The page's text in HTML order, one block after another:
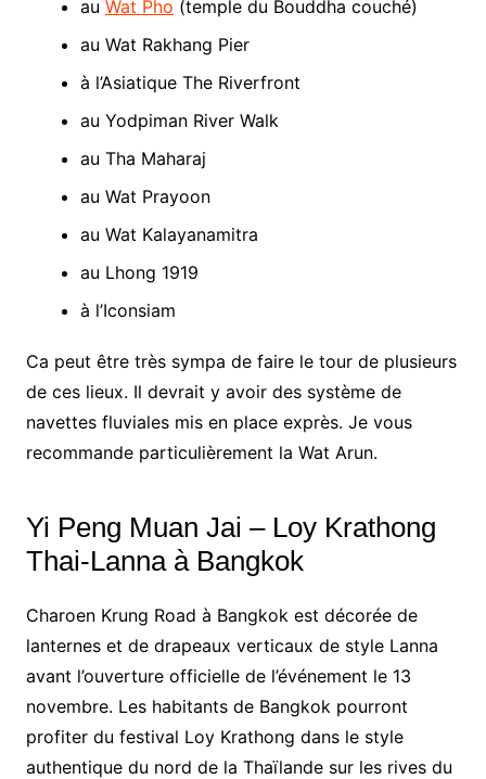
au Wat Pho (temple du Bouddha couché)
au Wat Rakhang Pier
à l’Asiatique The Riverfront
au Yodpiman River Walk
au Tha Maharaj
au Wat Prayoon
au Wat Kalayanamitra
au Lhong 1919
à l’Iconsiam
Ca peut être très sympa de faire le tour de plusieurs
de ces lieux. Il devrait y avoir des système de
navettes fluviales mis en place exprès. Je vous
recommande particulièrement la Wat Arun.
Yi Peng Muan Jai – Loy Krathong
Thai-Lanna à Bangkok
Charoen Krung Road à Bangkok est décorée de
lanternes et de drapeaux verticaux de style Lanna
avant l’ouverture officielle de l’événement le 13
novembre. Les habitants de Bangkok pourront
profiter du festival Loy Krathong dans le style
authentique du nord de la Thaïlande sur les rives du